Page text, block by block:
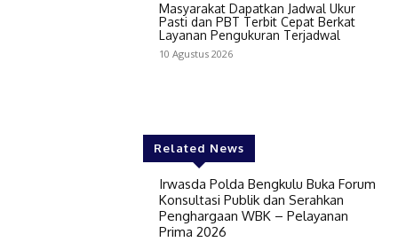
Masyarakat Dapatkan Jadwal Ukur
Pasti dan PBT Terbit Cepat Berkat
Layanan Pengukuran Terjadwal
10 Agustus 2026
Related News
Irwasda Polda Bengkulu Buka Forum
Konsultasi Publik dan Serahkan
Penghargaan WBK – Pelayanan
Prima 2026